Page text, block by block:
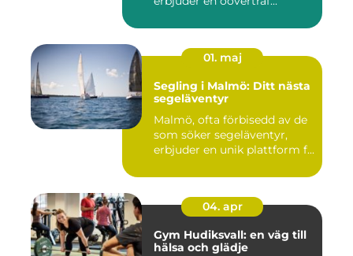
01. maj
Segling i Malmö: Ditt nästa
segeläventyr
Malmö, ofta förbisedd av de
som söker segeläventyr,
erbjuder en unik plattform f...
04. apr
Gym Hudiksvall: en väg till
hälsa och glädje